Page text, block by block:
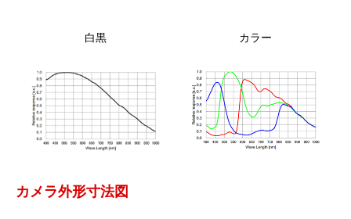
白黒 カラー
カメラ外形寸法図